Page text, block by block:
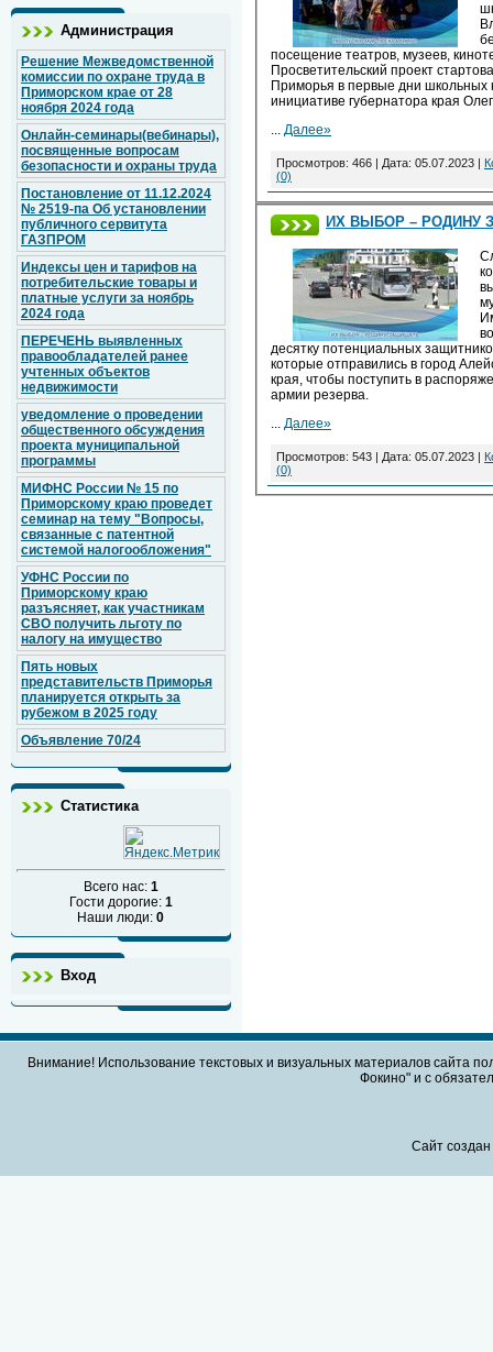
Администрация
Решение Межведомственной
комиссии по охране труда в
Приморском крае от 28
ноября 2024 года
Онлайн-семинары(вебинары),
посвященные вопросам
безопасности и охраны труда
Постановление от 11.12.2024
№ 2519-па Об установлении
публичного сервитута
ГАЗПРОМ
Индексы цен и тарифов на
потребительские товары и
платные услуги за ноябрь
2024 года
ПЕРЕЧЕНЬ выявленных
правообладателей ранее
учтенных объектов
недвижимости
уведомление о проведении
общественного обсуждения
проекта муниципальной
программы
МИФНС России № 15 по
Приморскому краю проведет
семинар на тему "Вопросы,
связанные с патентной
системой налогообложения"
УФНС России по
Приморскому краю
разъясняет, как участникам
СВО получить льготу по
налогу на имущество
Пять новых
представительств Приморья
планируется открыть за
рубежом в 2025 году
Объявление 70/24
Статистика
Всего нас: 1
Гости дорогие: 1
Наши люди:0
Вход
посещение театров, музеев,
Просветительский проект
Приморья в первые дни школьных
инициативе губернатора края
... Далее»
Просмотров: 466 | Дата: 05.07.2023 |
(0)
ИХ ВЫБОР – РОДИНУ
десятку потенциальных
которые отправились в город
края, чтобы поступить в
армии резерва.
... Далее»
Просмотров: 543 | Дата: 05.07.2023 |
(0)
Внимание! Использование текстовых и визуальных материалов сайта
Фокино" и с
Сайт